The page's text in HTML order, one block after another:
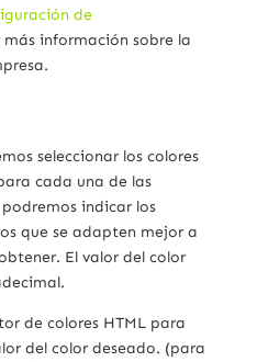
de
información sobre la
seleccionar los colores
cada una de las
indicar los
que se adapten mejor a
El valor del color
de colores HTML para
del color deseado. (para